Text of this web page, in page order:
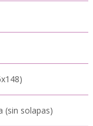
(sin solapas)